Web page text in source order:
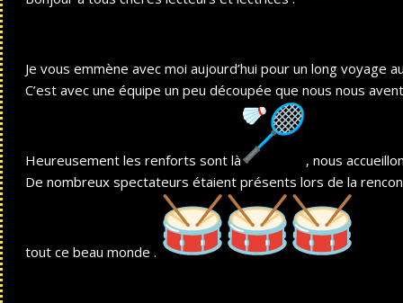
Je vous emmène avec moi aujourd’hui pour un long voyage
C’est avec une équipe un peu découpée que nous nous
Heureusement les renforts sont là
, nous
De nombreux spectateurs étaient présents lors de la
tout ce beau monde .